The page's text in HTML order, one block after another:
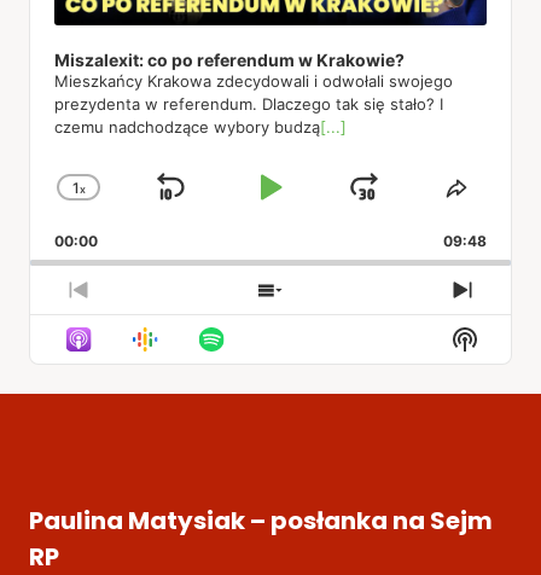
Miszalexit: co po referendum w Krakowie?
Mieszkańcy Krakowa zdecydowali i odwołali swojego
prezydenta w referendum. Dlaczego tak się stało? I
czemu nadchodzące wybory budzą[...]
Change
Rate
1x
Skip
Play
Jump
Forward
Share
00:00 09:48
Previous
Episode
Show
Episodes
Next
Show
Paulina Matysiak – posłanka na Sejm
RP